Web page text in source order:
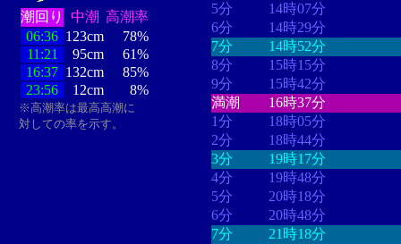
潮回り 中潮 高潮率
06:36 123cm
78%
11:21
95cm
61%
16:37 132cm
85%
23:56
12cm 8%
※高潮率は最高高潮に
対しての率を示す。
5分
14時07分
6分
14時29分
7分
14時52分
8分
15時15分
9分
15時42分
満潮
16時37分
1分
18時05分
2分
18時44分
3分
19時17分
4分
19時48分
5分
20時18分
6分
20時48分
7分
21時18分